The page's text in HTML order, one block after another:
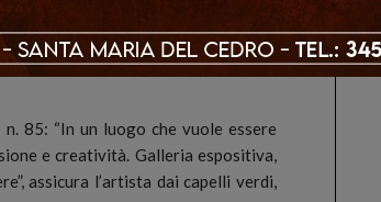
creativo.
quasi intangibile, o “decisa e
85: “In un luogo che vuole essere
e creatività. Galleria espositiva,
assicura l’artista dai capelli verdi,